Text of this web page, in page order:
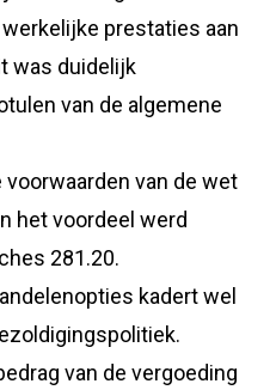
prestaties aan
was duidelijk
van de algemene
voorwaarden van de wet
het voordeel werd
281.20.
kadert wel
van de vergoeding